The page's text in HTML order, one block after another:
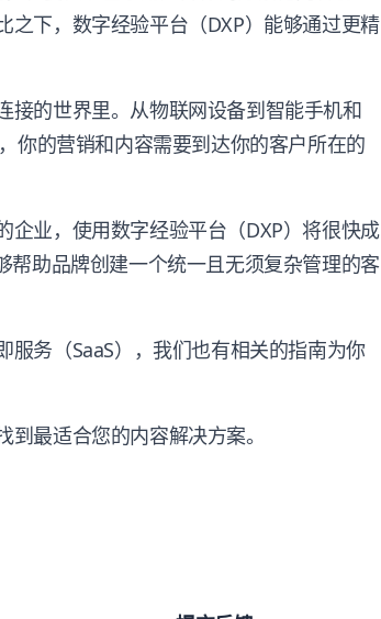
之下，数字经验平台（DXP）能够通过更精
接的世界里。从物联网设备到智能手机和
你的营销和内容需要到达你的客户所在的
业，使用数字经验平台（DXP）将很快成
帮助品牌创建一个统一且无须复杂管理的客
务（SaaS），我们也有相关的指南为你
最适合您的内容解决方案。